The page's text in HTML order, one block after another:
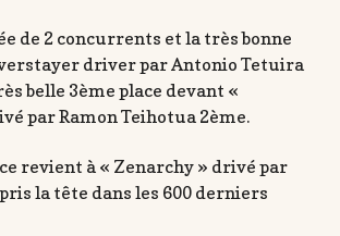
de 2 concurrents et la très bonne
driver par Antonio Tetuira
belle 3ème place devant «
par Ramon Teihotua 2ème.
revient à « Zenarchy » drivé par
la tête dans les 600 derniers